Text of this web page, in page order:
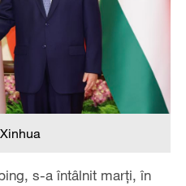
s-a întâlnit marți, în